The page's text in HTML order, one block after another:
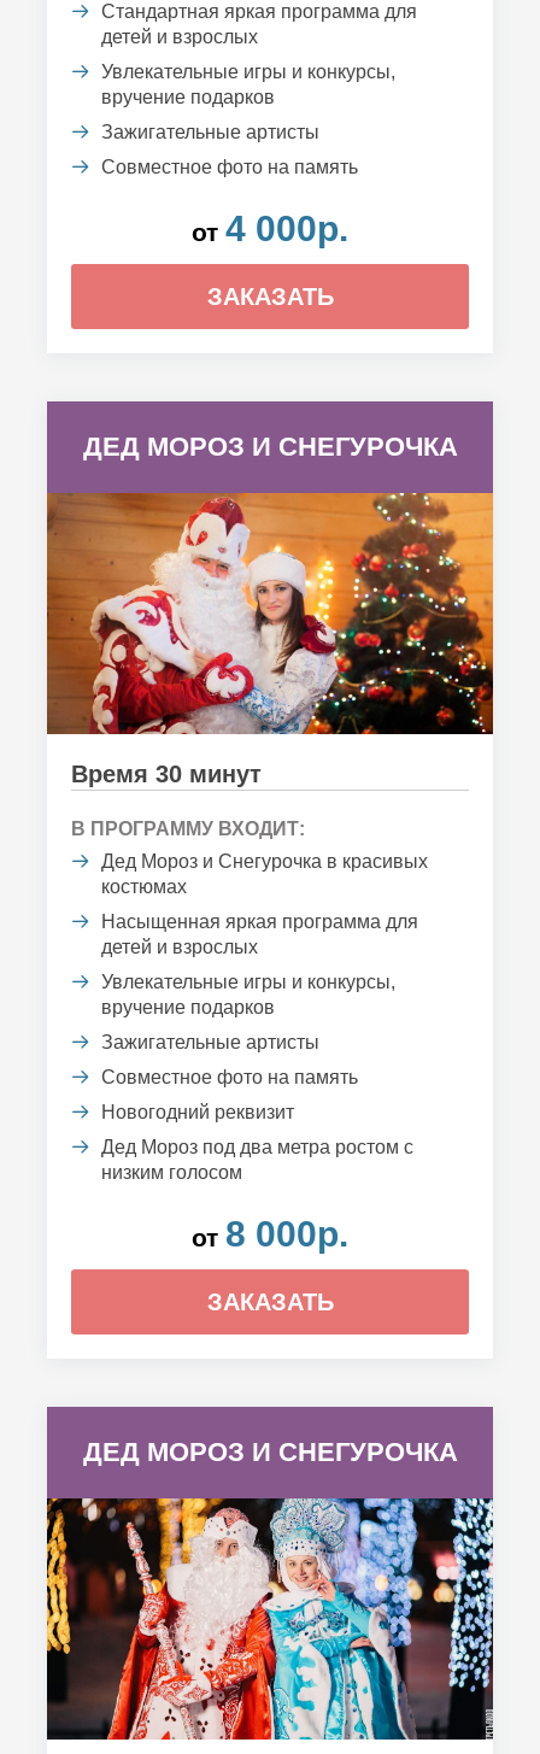
Стандартная яркая программа для
детей и взрослых
Увлекательные игры и конкурсы,
вручение подарков
Зажигательные артисты
Совместное фото на память
от 4 000р.
ЗАКАЗАТЬ
ДЕД МОРОЗ И СНЕГУРОЧКА
Время 30 минут
В ПРОГРАММУ ВХОДИТ:
Дед Мороз и Снегурочка в красивых
костюмах
Насыщенная яркая программа для
детей и взрослых
Увлекательные игры и конкурсы,
вручение подарков
Зажигательные артисты
Совместное фото на память
Новогодний реквизит
Дед Мороз под два метра ростом с
низким голосом
от 8 000р.
ЗАКАЗАТЬ
ДЕД МОРОЗ И СНЕГУРОЧКА